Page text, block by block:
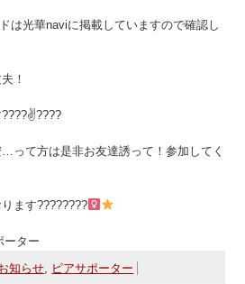
は光華naviに掲載していますので確認し
！
って方は是非お友達誘って！参加してく
ます????????‍
ター
知らせ, ピアサポーター